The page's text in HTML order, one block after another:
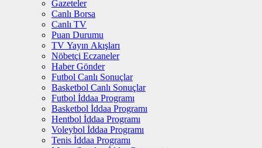
Gazeteler
Canlı Borsa
Canlı TV
Puan Durumu
TV Yayın Akışları
Nöbetçi Eczaneler
Haber Gönder
Futbol Canlı Sonuçlar
Basketbol Canlı Sonuçlar
Futbol İddaa Programı
Basketbol İddaa Programı
Hentbol İddaa Programı
Voleybol İddaa Programı
Tenis İddaa Programı